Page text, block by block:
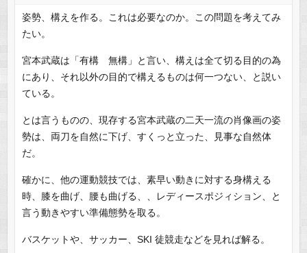
姿勢、構えを作る。これは必要なのか。この問題を考えてみ
たい。
宮本武蔵は「有構 無構」と言い、構えは全て切る目的の為
にあり、それ以外の目的で構えるものは何一つない、と説い
ている。
とは言うものの、現存する宮本武蔵の二天一流の肖像画の姿
勢は、両刀を自然に下げ、すくっと立った、見事な自然体
だ。
確かに、他の運動競技では、素早い動きに対する身構える
時、膝を曲げ、腰も曲げる、、レディースポジィション、と
言う動きやすい準備態勢を取る。
バスケットや、サッカー、SKI 徒競走などを見れば解る。